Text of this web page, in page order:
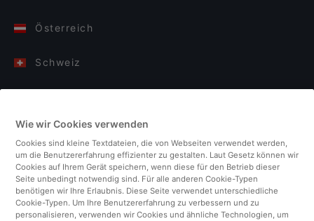
Österreich
Schweiz
Italien
Finnland
Vereinigtes Königreich
Wie wir Cookies verwenden
Cookies sind kleine Textdateien, die von Webseiten verwendet werden,
um die Benutzererfahrung effizienter zu gestalten. Laut Gesetz können wir
Cookies auf Ihrem Gerät speichern, wenn diese für den Betrieb dieser
Seite unbedingt notwendig sind. Für alle anderen Cookie-Typen
benötigen wir Ihre Erlaubnis. Diese Seite verwendet unterschiedliche
Cookie-Typen. Um Ihre Benutzererfahrung zu verbessern und zu
personalisieren, verwenden wir Cookies und ähnliche Technologien, um